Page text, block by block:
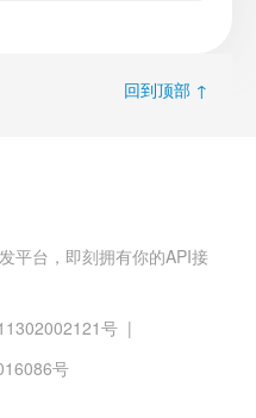
回到顶部 ↑
平台，即刻拥有你的API接
号 |
号